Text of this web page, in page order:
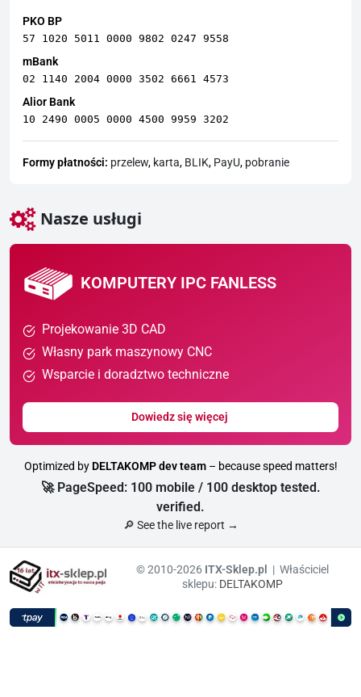
PKO BP
57 1020 5011 0000 9802 0247 9558
mBank
02 1140 2004 0000 3502 6661 4573
Alior Bank
10 2490 0005 0000 4500 9959 3202
Formy płatności: przelew, karta, BLIK, PayU, pobranie
Nasze usługi
KOMPUTERY IPC FANLESS
Projekowanie 3D CAD
Własny park maszynowy CNC
Wsparcie i doradztwo techniczne
Dowiedz się więcej
Optimized by DELTAKOMP dev team– because speed matters!
🚀 PageSpeed: 100 mobile / 100 desktop tested.
verified.
🔎 See the live report →
© 2010-2026 ITX-Sklep.pl
| Właściciel
sklepu: DELTAKOMP